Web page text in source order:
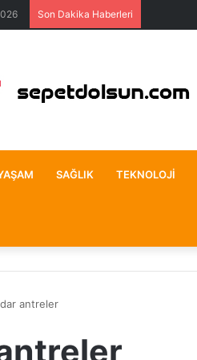
Son Dakika Haberleri
SAĞLIK TEKNOLOJI
dar antreler